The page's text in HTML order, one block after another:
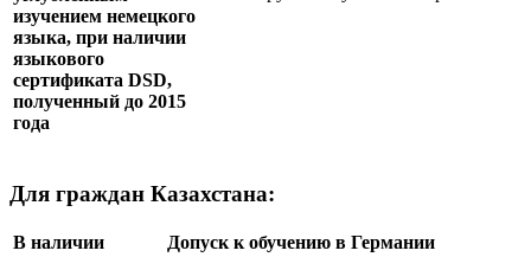
изучением немецкого
языка, при наличии
языкового
сертификата DSD,
полученный до 2015
года
Для граждан Казахстана:
В наличии
Допуск к обучению в Германии